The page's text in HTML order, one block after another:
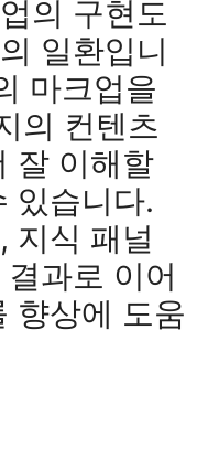
의 구현도
일환입니
마크업을
의 컨텐츠
잘 이해할
있습니다.
지식 패널
과로 이어
향상에 도움